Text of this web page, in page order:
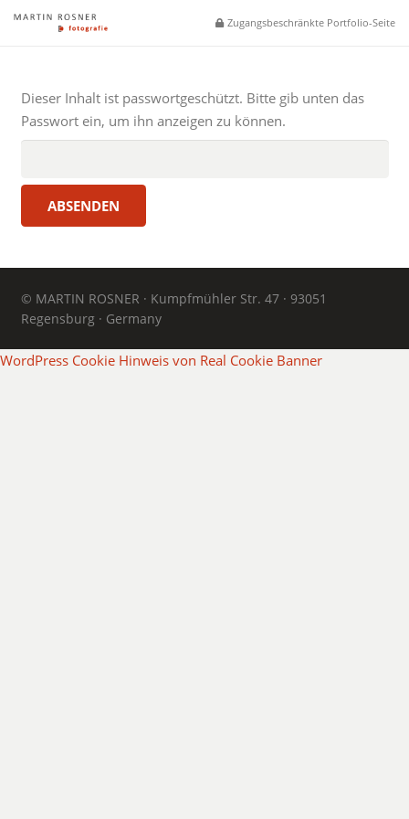
Zugangsbeschränkte Portfolio-Seite
Dieser Inhalt ist passwortgeschützt. Bitte gib unten das
Passwort ein, um ihn anzeigen zu können.
© MARTIN ROSNER · Kumpfmühler Str. 47 · 93051
Regensburg · Germany
WordPress Cookie Hinweis von Real Cookie Banner